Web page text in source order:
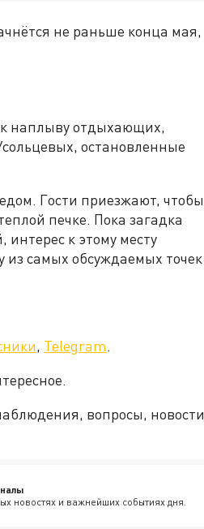
не раньше конца мая,
к наплыву отдыхающих,
остановленные
Гости приезжают, чтобы
печке. Пока загадка
интерес к этому месту
из самых обсуждаемых точек
, Telegram.
вопросы, новости
новостях и важнейших событиях дня.